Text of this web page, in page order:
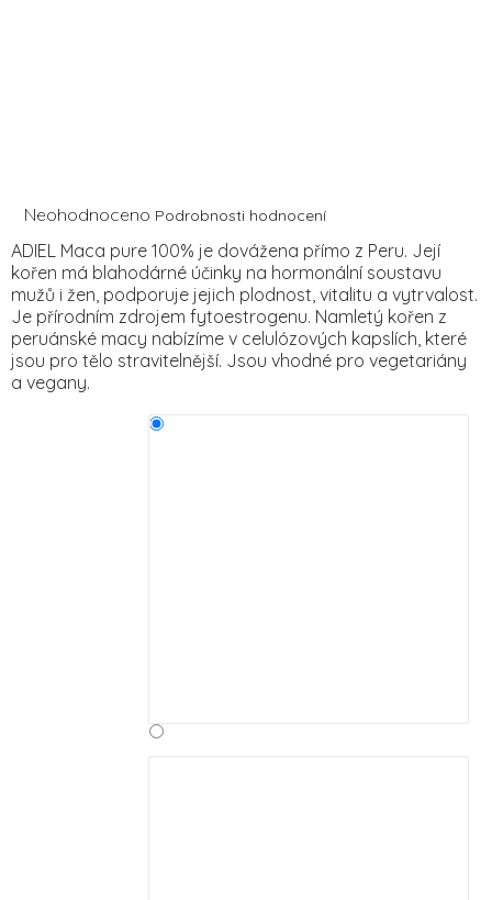
Průměrné
produktu
je
0,0
5
hvězdiček.
Neohodnoceno Podrobnosti hodnocení
ADIEL Maca pure 100% je dovážena přímo z Peru. Její
kořen má blahodárné účinky na hormonální soustavu
mužů i žen, podporuje jejich plodnost, vitalitu a vytrvalost.
Je přírodním zdrojem fytoestrogenu. Namletý kořen z
peruánské macy nabízíme v celulózových kapslích, které
jsou pro tělo stravitelnější. Jsou vhodné pro vegetariány
a vegany.